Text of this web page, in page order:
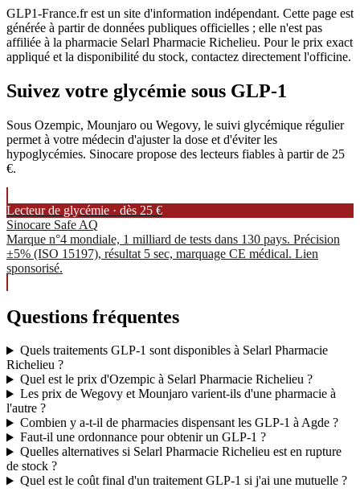
GLP1-France.fr est un site d'information indépendant. Cette page est
générée à partir de données publiques officielles ; elle n'est pas
affiliée à la pharmacie Selarl Pharmacie Richelieu. Pour le prix exact
appliqué et la disponibilité du stock, contactez directement l'officine.
Suivez votre glycémie sous GLP-1
Sous Ozempic, Mounjaro ou Wegovy, le suivi glycémique régulier
permet à votre médecin d'ajuster la dose et d'éviter les
hypoglycémies. Sinocare propose des lecteurs fiables à partir de 25
€.
Lecteur de glycémie · dès 25 €
Sinocare Safe AQ
Marque n°4 mondiale, 1 milliard de tests dans 130 pays. Précision
±5% (ISO 15197), résultat 5 sec, marquage CE médical. Lien
sponsorisé.
Questions fréquentes
Quels traitements GLP-1 sont disponibles à Selarl Pharmacie
Richelieu ?
Quel est le prix d'Ozempic à Selarl Pharmacie Richelieu ?
Les prix de Wegovy et Mounjaro varient-ils d'une pharmacie à
l'autre ?
Combien y a-t-il de pharmacies dispensant les GLP-1 à Agde ?
Faut-il une ordonnance pour obtenir un GLP-1 ?
Quelles alternatives si Selarl Pharmacie Richelieu est en rupture
de stock ?
Quel est le coût final d'un traitement GLP-1 si j'ai une mutuelle ?